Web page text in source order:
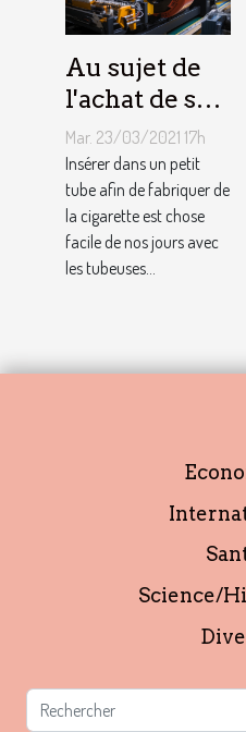
Au sujet de
l'achat de sa
propre
machine à
tuber : où
s’en procurer
et pourquoi ?
Mar. 23/03/2021 17h
Insérer dans un petit
tube afin de fabriquer de
la cigarette est chose
facile de nos jours avec
les tubeuses...
Science/